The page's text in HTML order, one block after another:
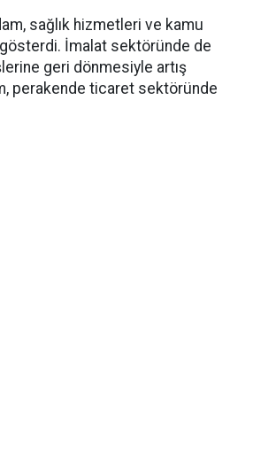
sağlık hizmetleri ve kamu
İmalat sektöründe de
geri dönmesiyle artış
perakende ticaret sektöründe